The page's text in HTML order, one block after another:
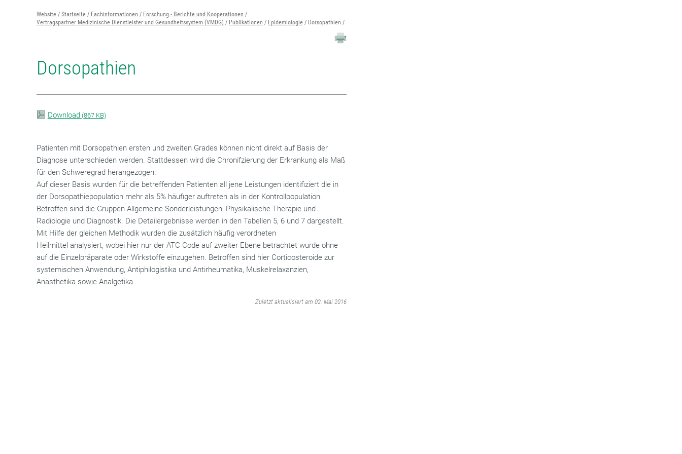
Website Startseite Fachinformationen
Forschung - Berichte und Kooperationen
Vertragspartner Medizinische Dienstleister und Gesundheitssystem (VMDG)
Publikationen Epidemiologie Dorsopathien
Dorsopathien
Download (867 KB)
Patienten mit Dorsopathien ersten und zweiten Grades können nicht direkt auf Basis der
Diagnose unterschieden werden. Stattdessen wird die Chronifzierung der Erkrankung als Maß
für den Schweregrad herangezogen.
Auf dieser Basis wurden für die betreffenden Patienten all jene Leistungen identifiziert die in
der Dorsopathiepopulation mehr als 5% häufiger auftreten als in der Kontrollpopulation.
Betroffen sind die Gruppen Allgemeine Sonderleistungen, Physikalische Therapie und
Radiologie und Diagnostik. Die Detailergebnisse werden in den Tabellen 5, 6 und 7 dargestellt.
Mit Hilfe der gleichen Methodik wurden die zusätzlich häufig verordneten
Heilmittel analysiert, wobei hier nur der ATC Code auf zweiter Ebene betrachtet wurde ohne
auf die Einzelpräparate oder Wirkstoffe einzugehen. Betroffen sind hier Corticosteroide zur
systemischen Anwendung, Antiphilogistika und Antirheumatika, Muskelrelaxanzien,
Anästhetika sowie Analgetika.
‌Zuletzt aktualisiert am 02. Mai 2016